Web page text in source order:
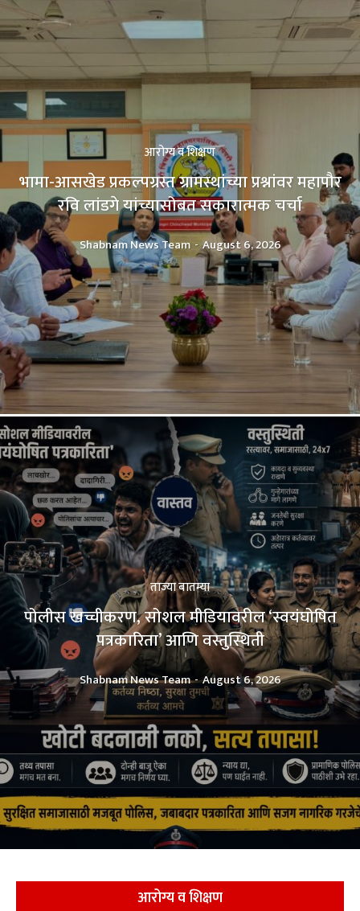
आरोग्य व शिक्षण
भामा-आसखेड प्रकल्पग्रस्त ग्रामस्थांच्या प्रश्नांवर महापौर
रवि लांडगे यांच्यासोबत सकारात्मक चर्चा
Shabnam News Team - August 6, 2026
ताज्या बातम्या
पोलीस खच्चीकरण, सोशल मीडियावरील ‘स्वयंघोषित
पत्रकारिता’ आणि वस्तुस्थिती
Shabnam News Team - August 6, 2026
आरोग्य व शिक्षण